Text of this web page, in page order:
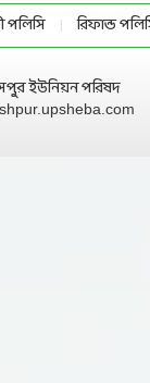
পলিসি | রিফান্ড
ইউনিয়ন পরিষদ